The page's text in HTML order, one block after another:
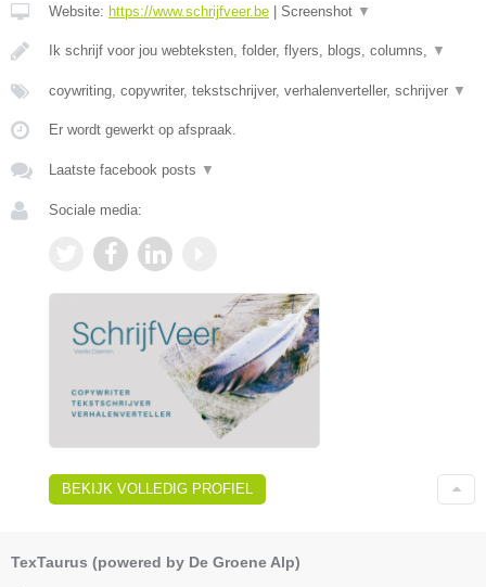
Website: https://www.schrijfveer.be Screenshot ▼
Ik schrijf voor jou webteksten, folder, flyers, blogs, columns, ▼
coywriting, copywriter, tekstschrijver, verhalenverteller, schrijver ▼
Er wordt gewerkt op afspraak.
Laatste facebook posts ▼
Sociale media:
BEKIJK VOLLEDIG PROFIEL
TexTaurus (powered by De Groene Alp)